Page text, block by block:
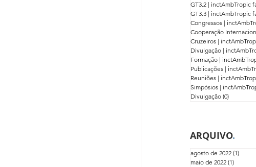
GT3.2 | inctAmbTropic
GT3.3 | inctAmbTropic
Congressos |
Cooperação
Cruzeiros |
Divulgação |
Formação |
Publicações |
Reuniões |
Simpósios |
Divulgação (0)
ARQUIVO.
agosto de 2022 (1)
maio de 2022 (1)